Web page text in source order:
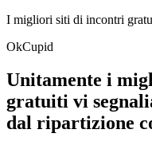
I migliori siti di incontri
OkCupid
Unitamente i
gratuiti vi
dal ripartizione